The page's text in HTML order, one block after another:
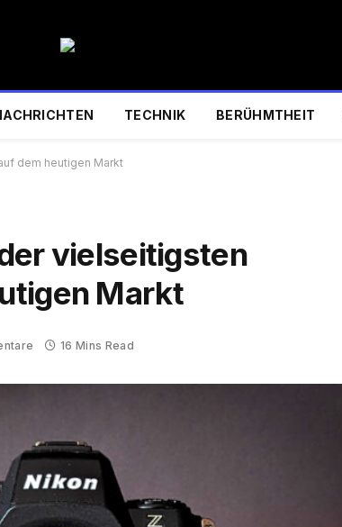
TECHNIK BERÜHMTHEIT
dem heutigen Markt
vielseitigsten
Markt
16 Mins Read